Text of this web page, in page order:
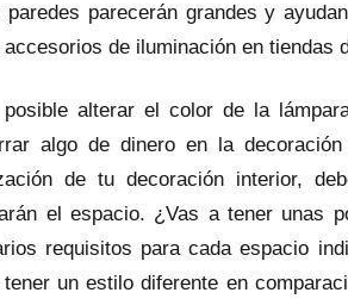
parecerán grandes y
de iluminación en tiendas
alterar el color de la
algo de dinero en la
de tu decoración interior,
el espacio. ¿Vas a tener unas
requisitos para cada espacio
un estilo diferente en